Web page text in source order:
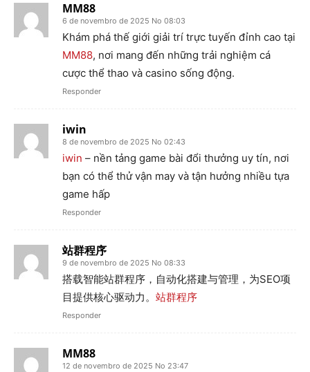
MM88
6 de novembro de 2025 No 08:03
Khám phá thế giới giải trí trực tuyến đỉnh cao tại
MM88, nơi mang đến những trải nghiệm cá
cược thể thao và casino sống động.
Responder
iwin
8 de novembro de 2025 No 02:43
iwin – nền tảng game bài đổi thưởng uy tín, nơi
bạn có thể thử vận may và tận hưởng nhiều tựa
game hấp
Responder
站群程序
9 de novembro de 2025 No 08:33
搭载智能站群程序，自动化搭建与管理，为SEO项
目提供核心驱动力。 站群程序
Responder
MM88
12 de novembro de 2025 No 23:47